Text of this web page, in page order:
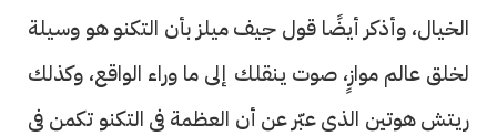
الخيال، وأذكر أيضًا قول جيف ميلز بأن التكنو هو وسيلة
لخلق عالم موازٍ، صوت ينقلك إلى ما وراء الواقع، وكذلك
ريتش هوتين الذى عبّر عن أن العظمة فى التكنو تكمن فى